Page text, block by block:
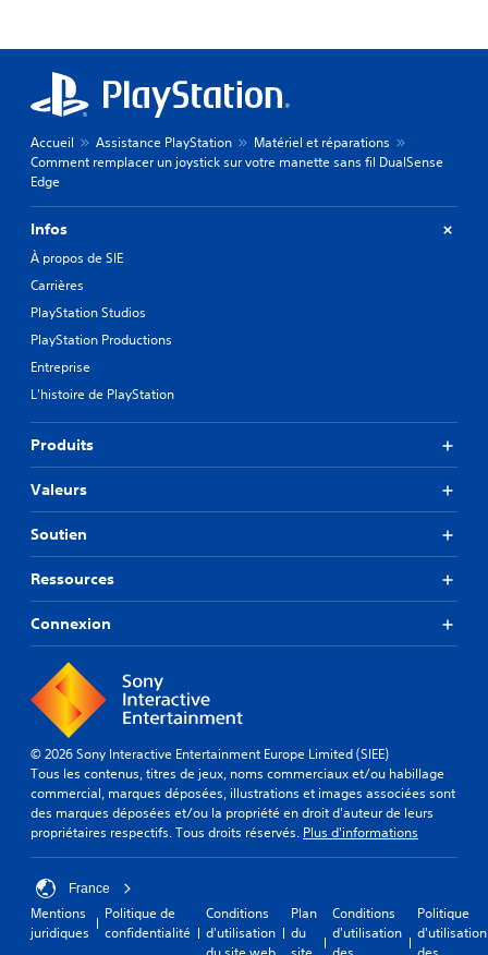
Accueil Assistance PlayStation
Matériel et réparations
Comment remplacer un joystick sur votre manette sans fil DualSense
Edge
Infos
À propos de SIE
Carrières
PlayStation Studios
PlayStation Productions
Entreprise
L'histoire de PlayStation
Produits
Valeurs
Soutien
Ressources
Connexion
© 2026 Sony Interactive Entertainment Europe Limited (SIEE)
Tous les contenus, titres de jeux, noms commerciaux et/ou habillage
commercial, marques déposées, illustrations et images associées sont
des marques déposées et/ou la propriété en droit d'auteur de leurs
propriétaires respectifs. Tous droits réservés. Plus d'informations
France
Mentions
juridiques
Politique de
confidentialité
Conditions
d'utilisation
Plan
du
Conditions
d'utilisation
Politique
d'utilisation